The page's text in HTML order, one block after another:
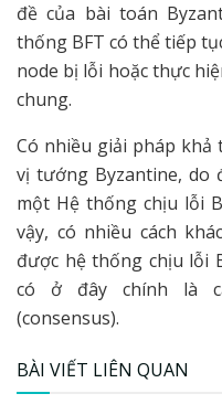
đề của bài toán
thống BFT có thể tiếp
node bị lỗi hoặc thực
chung.
Có nhiều giải pháp khả
vị tướng Byzantine, do
một Hệ thống chịu lỗi
vậy, có nhiều cách
được hệ thống chịu lỗi
có ở đây chính là
(consensus).
BÀI VIẾT LIÊN QUAN